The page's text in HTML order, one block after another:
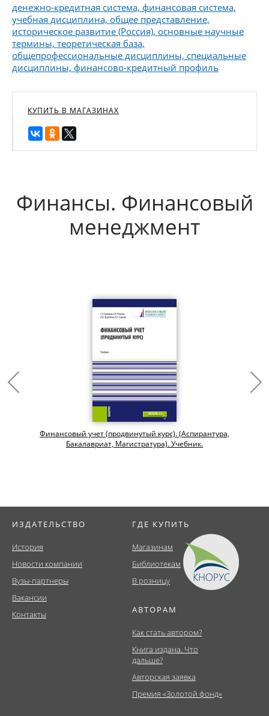
денежно-кредитная система, финансовая система,
учебная дисциплина, общее представление,
историческое развитие (Россия), основные научные
термины, теоретическая база,
общепрофессиональные дисциплины, специальные
дисциплины, финансово-кредитный профиль
КУПИТЬ В МАГАЗИНАХ
Финансы. Финансовый
менеджмент
Финансовый учет (продвинутый курс). (Аспирантура,
Бакалавриат, Магистратура). Учебник.
ИЗДАТЕЛЬСТВО
История
Новости компании
Вузы-партнеры
Вакансии
Контакты
ГДЕ КУПИТЬ
Магазинам
Библиотекам
В розницу
АВТОРАМ
Как стать автором?
Книга издана. Что
дальше?
Авторская заявка
Премия «Золотой фонд»